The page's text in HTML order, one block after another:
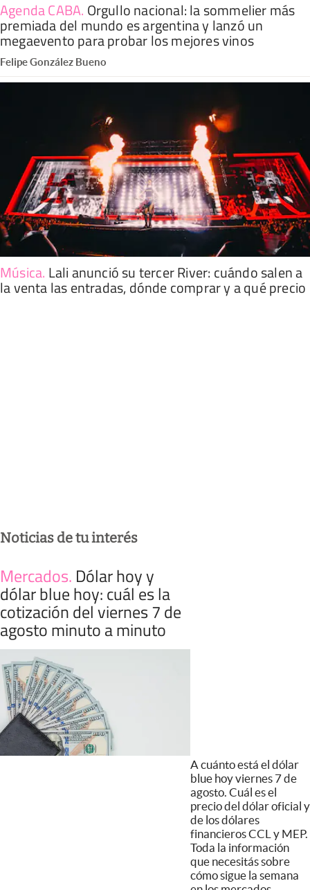
Agenda CABA. Orgullo nacional: la sommelier más
premiada del mundo es argentina y lanzó un
megaevento para probar los mejores vinos
Felipe González Bueno
Música. Lali anunció su tercer River: cuándo salen a
la venta las entradas, dónde comprar y a qué precio
Noticias de tu interés
Mercados. Dólar hoy y
dólar blue hoy: cuál es la
cotización del viernes 7 de
agosto minuto a minuto
A cuánto está el dólar
blue hoy viernes 7 de
agosto. Cuál es el
precio del dólar oficial y
de los dólares
financieros CCL y MEP.
Toda la información
que necesitás sobre
cómo sigue la semana